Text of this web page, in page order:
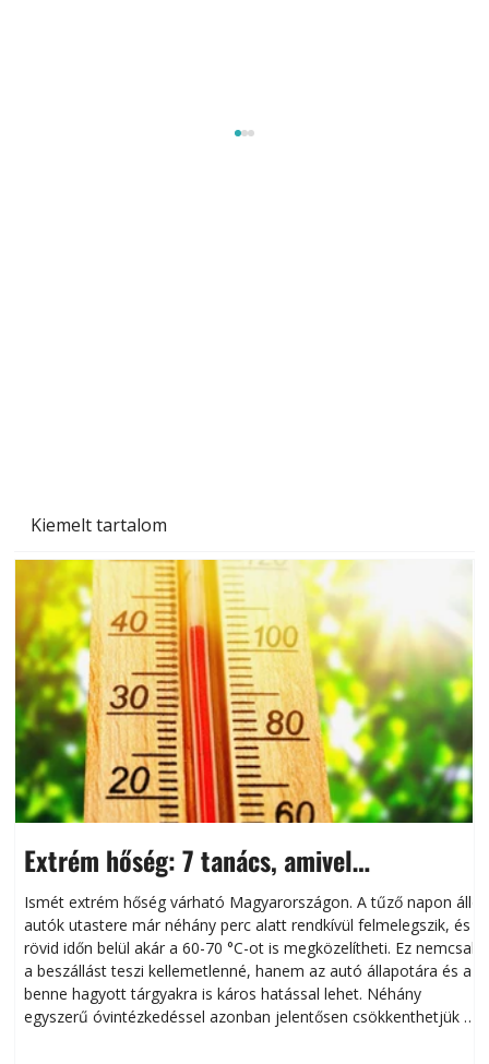
Kiemelt tartalom
Extrém hőség: 7 tanács, amivel
megóvhatjuk autónkat a nyári károktól
Ismét extrém hőség várható Magyarországon. A tűző napon álló
autók utastere már néhány perc alatt rendkívül felmelegszik, és
rövid időn belül akár a 60-70 °C-ot is megközelítheti. Ez nemcsak
a beszállást teszi kellemetlenné, hanem az autó állapotára és a
benne hagyott tárgyakra is káros hatással lehet. Néhány
egyszerű óvintézkedéssel azonban jelentősen csökkenthetjük a